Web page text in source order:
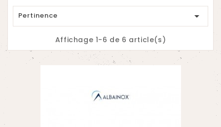
Pertinence 
Affichage 1-6 de 6 article(s)